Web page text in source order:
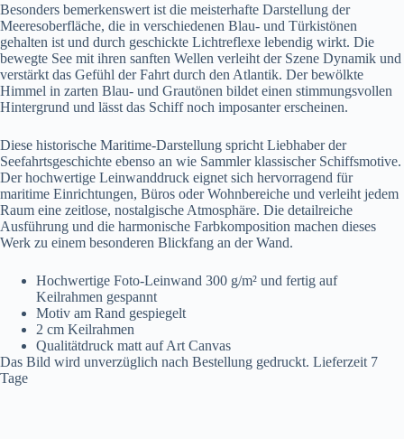
Besonders bemerkenswert ist die meisterhafte Darstellung der
Meeresoberfläche, die in verschiedenen Blau- und Türkistönen
gehalten ist und durch geschickte Lichtreflexe lebendig wirkt. Die
bewegte See mit ihren sanften Wellen verleiht der Szene Dynamik und
verstärkt das Gefühl der Fahrt durch den Atlantik. Der bewölkte
Himmel in zarten Blau- und Grautönen bildet einen stimmungsvollen
Hintergrund und lässt das Schiff noch imposanter erscheinen.
Diese historische Maritime-Darstellung spricht Liebhaber der
Seefahrtsgeschichte ebenso an wie Sammler klassischer Schiffsmotive.
Der hochwertige Leinwanddruck eignet sich hervorragend für
maritime Einrichtungen, Büros oder Wohnbereiche und verleiht jedem
Raum eine zeitlose, nostalgische Atmosphäre. Die detailreiche
Ausführung und die harmonische Farbkomposition machen dieses
Werk zu einem besonderen Blickfang an der Wand.
Hochwertige Foto-Leinwand 300 g/m² und fertig auf
Keilrahmen gespannt
Motiv am Rand gespiegelt
2 cm Keilrahmen
Qualitätdruck matt auf Art Canvas
Das Bild wird unverzüglich nach Bestellung gedruckt. Lieferzeit 7
Tage